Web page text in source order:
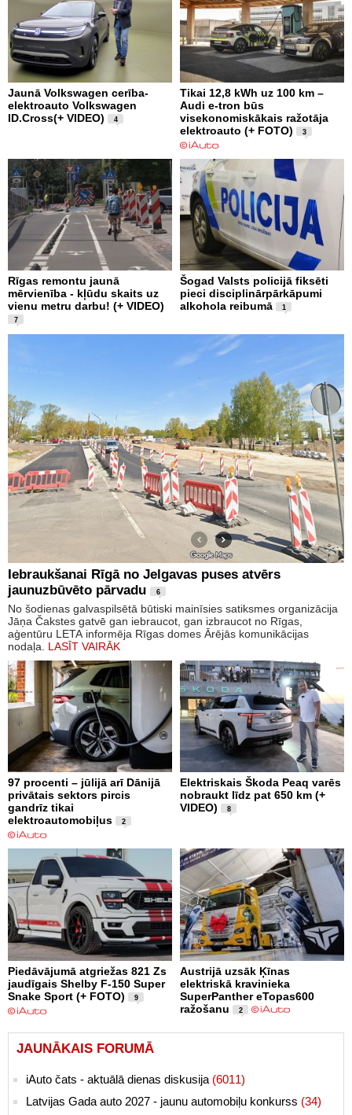
Jaunā Volkswagen cerība-
elektroauto Volkswagen
ID.Cross(+ VIDEO)
4
Tikai 12,8 kWh uz 100 km –
Audi e-tron būs
visekonomiskākais ražotāja
elektroauto (+ FOTO)
3
Rīgas remontu jaunā
mērvienība - kļūdu skaits uz
vienu metru darbu! (+ VIDEO)
7
Šogad Valsts policijā fiksēti
pieci disciplinārpārkāpumi
alkohola reibumā
1
Iebraukšanai Rīgā no Jelgavas puses atvērs
jaunuzbūvēto pārvadu
6
No šodienas galvaspilsētā būtiski mainīsies satiksmes organizācija
Jāņa Čakstes gatvē gan iebraucot, gan izbraucot no Rīgas,
aģentūru LETA informēja Rīgas domes Ārējās komunikācijas
nodaļa. LASĪT VAIRĀK
97 procenti – jūlijā arī Dānijā
privātais sektors pircis
gandrīz tikai
elektroautomobiļus
2
Elektriskais Škoda Peaq varēs
nobraukt līdz pat 650 km (+
VIDEO)
8
Piedāvājumā atgriežas 821 Zs
jaudīgais Shelby F-150 Super
Snake Sport (+ FOTO)
9
Austrijā uzsāk Ķīnas
elektriskā kravinieka
SuperPanther eTopas600
ražošanu
2
JAUNĀKAIS FORUMĀ
iAuto čats - aktuālā dienas diskusija (6011)
Latvijas Gada auto 2027 - jaunu automobiļu konkurss (34)